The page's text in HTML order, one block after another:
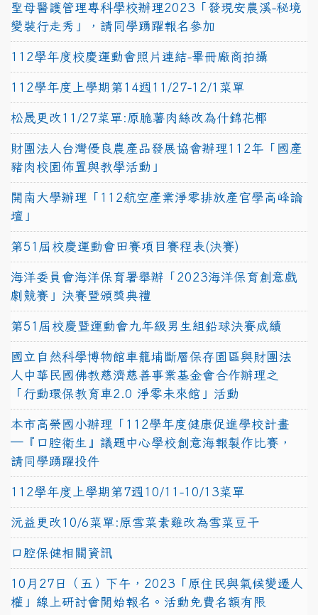
聖母醫護管理專科學校辦理2023「發現安農溪-秘境
變裝行走秀」，請同學踴躍報名參加
112學年度校慶運動會照片連結-畢冊廠商拍攝
112學年度上學期第14週11/27-12/1菜單
松晟更改11/27菜單:原脆薯肉絲改為什錦花椰
財團法人台灣優良農產品發展協會辦理112年「國產
豬肉校園佈置與教學活動」
開南大學辦理「112航空產業淨零排放產官學高峰論
壇」
第51屆校慶運動會田賽項目賽程表(決賽)
海洋委員會海洋保育署舉辦「2023海洋保育創意戲
劇競賽」決賽暨頒獎典禮
第51屆校慶暨運動會九年級男生組鉛球決賽成績
國立自然科學博物館車籠埔斷層保存園區與財團法
人中華民國佛教慈濟慈善事業基金會合作辦理之
「行動環保教育車2.0 淨零未來館」活動
本市高榮國小辦理「112學年度健康促進學校計畫
─『口腔衛生』議題中心學校創意海報製作比賽，
請同學踴躍投件
112學年度上學期第7週10/11-10/13菜單
沅益更改10/6菜單:原雪菜素雞改為雪菜豆干
口腔保健相關資訊
10月27日（五）下午，2023「原住民與氣候變遷人
權」線上研討會開始報名。活動免費名額有限